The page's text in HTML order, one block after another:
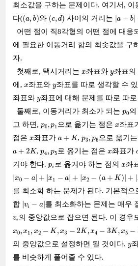
최소값을 구하는 문제이다. 여기서, 이
다((a, b)
( b) 와 (c,d)
(c ) 사이의 거리는 |a − b
| + |c
어떤 점이 직8각형의 어떤 점에 대응
에 필요한 이동거리 합의 최솟값을 구
자.
첫째로, 택시거리는 x
x좌표와 y
y좌표의
에, x
x좌표와 y
y좌표를 따로 생각할 수
좌표와 y
y좌표에 대해 문제를 따로 따
둘째로, 이동거리가 최소가 되는 p0
p0의
고 하면, p0,p1
p0 p1으로 옮기는 점은x
x좌표
점은 x
x좌표가 a + K
a K ,p3, p6
p3 p6으로 옮기
a + 2K
a 2 K ,p4, p5
p4 p5로 옮기는 점은 x
x좌표가
겨야 한다. pi
pi로 옮겨야 하는 점의 x
x좌
x0 − a| + |x1 − a + x2 − (a + K) +
| |x 1 − − a K 3 a +2K + x
를 최소화 하는 문제가 된다. 기본적으
합 vi − a|
| 를 최소화하는 문제는 매우
vi
vi의 중앙값으로 잡으면 된다. 이 경우
x0,x1, x2 − K,x3 − 2K,x4 − 3K,x5 −
x x1 x2 x3 −2 x4−3 K −3K x
의 중앙값으로 설정하면 될 것이다. y
y
를 비슷하게 풀어줄 수 있다.